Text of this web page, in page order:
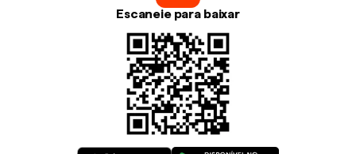
Escaneie para baixar